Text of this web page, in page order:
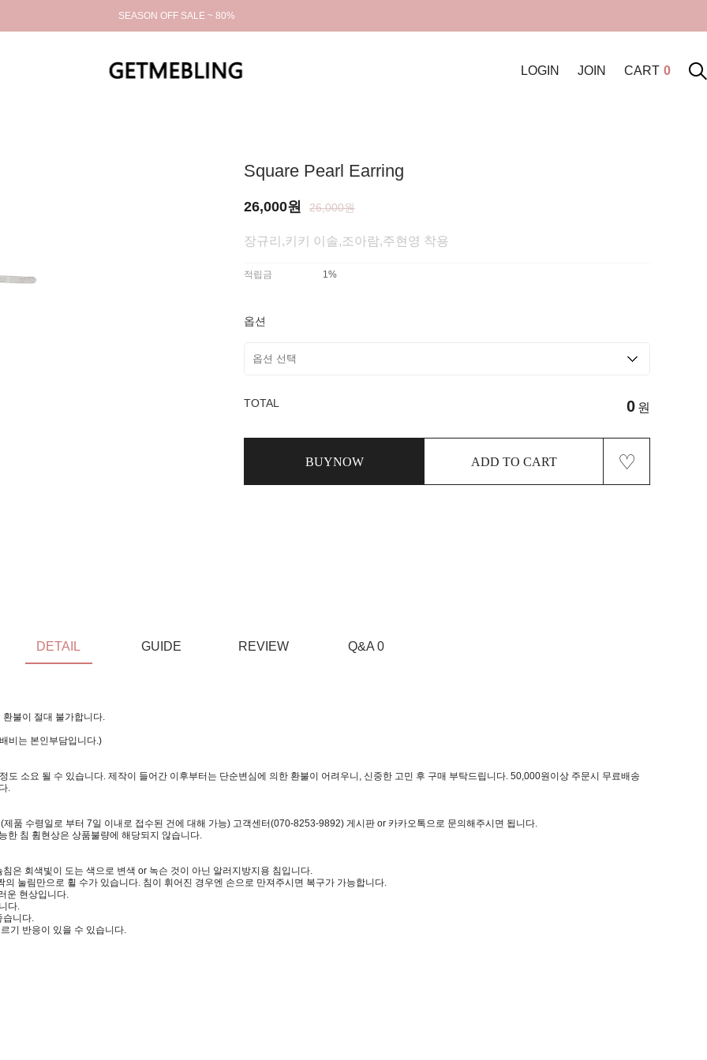
SEASON OFF SALE ~ 80%
LOGIN JOIN CART 0
Square Pearl Earring
26,000원 26,000원
장규리,키키 이솔,조아람,주현영 착용
적립금 1%
옵션
TOTAL 0 원
BUYNOW ADD TO CART ♡
DETAIL GUIDE REVIEW Q&A 0
불이 절대 불가합니다.
비는 본인부담입니다.)
소요 될 수 있습니다. 제작이 들어간 이후부터는 단순변심에 의한 환불이 어려우니, 신중한 고민 후 구매 부탁드립니다. 50,000원이상 주문시 무료배송
.
품 수령일로 부터 7일 이내로 접수된 건에 대해 가능) 고객센터(070-8253-9892) 게시판 or 카카오톡으로 문의해주시면 됩니다.
한 침 휨현상은 상품불량에 해당되지 않습니다.
은 회색빛이 도는 색으로 변색 or 녹슨 것이 아닌 알러지방지용 침입니다.
눌림만으로 휠 수가 있습니다. 침이 휘어진 경우엔 손으로 만져주시면 복구가 가능합니다.
운 현상입니다.
다.
습니다.
기 반응이 있을 수 있습니다.